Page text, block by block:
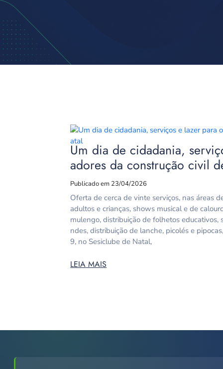
Um dia de cidadania,
adores da construção civil
Publicado em 23/04/2026
Oferta de cerca de vinte serviços, nas áreas
adultos e crianças, shows musical e de
mulengo, distribuição de folhetos
ndes, distribuição de lanche, picolés e
9, no Sesiclube de Natal,
LEIA MAIS